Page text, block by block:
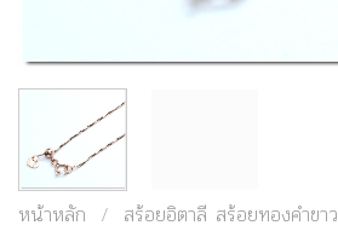
หน้าหลัก / สร้อยอิตาลี สร้อยทองคำขาว